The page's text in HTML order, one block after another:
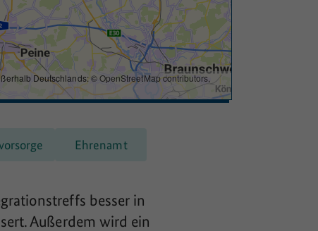
Deutschlands: ©OpenStreetMap contributors,
Ehrenamt
besser in
Außerdem wird ein